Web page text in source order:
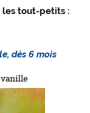
les tout-petits :
dès 6 mois